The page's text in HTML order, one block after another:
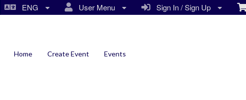
Sign In / Sign Up
User Menu
ENG
Home Create Event Events